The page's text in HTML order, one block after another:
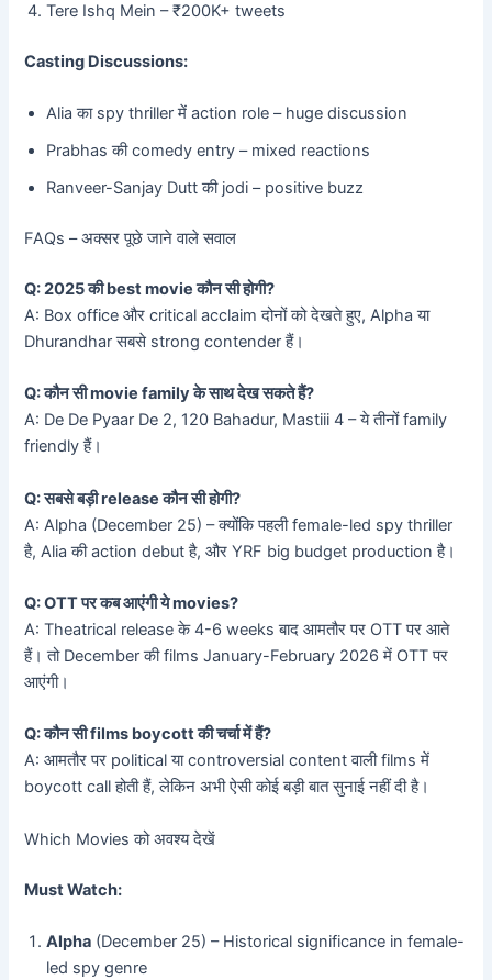
Tere Ishq Mein – ₹200K+ tweets
Casting Discussions:
Alia का spy thriller में action role – huge discussion
Prabhas की comedy entry – mixed reactions
Ranveer-Sanjay Dutt की jodi – positive buzz
FAQs – अक्सर पूछे जाने वाले सवाल
Q: 2025 की best movie कौन सी होगी?
A: Box office और critical acclaim दोनों को देखते हुए, Alpha या
Dhurandhar सबसे strong contender हैं।
Q: कौन सी movie family के साथ देख सकते हैं?
A: De De Pyaar De 2, 120 Bahadur, Mastiii 4 – ये तीनों family
friendly हैं।
Q: सबसे बड़ी release कौन सी होगी?
A: Alpha (December 25) – क्योंकि पहली female-led spy thriller
है, Alia की action debut है, और YRF big budget production है।
Q: OTT पर कब आएंगी ये movies?
A: Theatrical release के 4-6 weeks बाद आमतौर पर OTT पर आते
हैं। तो December की films January-February 2026 में OTT पर
आएंगी।
Q: कौन सी films boycott की चर्चा में हैं?
A: आमतौर पर political या controversial content वाली films में
boycott call होती हैं, लेकिन अभी ऐसी कोई बड़ी बात सुनाई नहीं दी है।
Which Movies को अवश्य देखें
Must Watch:
Alpha (December 25) – Historical significance in female-
led spy genre